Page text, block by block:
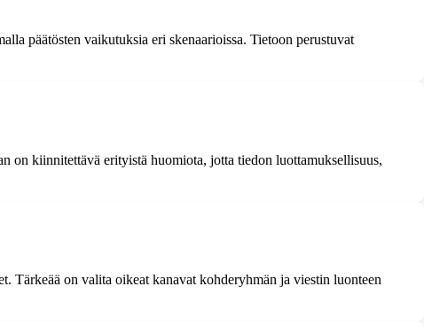
päätösten vaikutuksia eri skenaarioissa. Tietoon perustuvat
on kiinnitettävä erityistä huomiota, jotta tiedon luottamuksellisuus,
Tärkeää on valita oikeat kanavat kohderyhmän ja viestin luonteen